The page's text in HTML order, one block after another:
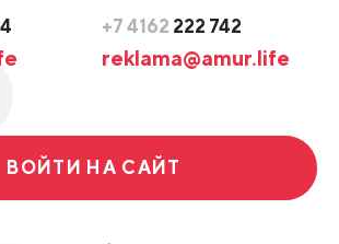
+7 4162 222 742
reklama@amur.life
ВОЙТИ НА САЙТ